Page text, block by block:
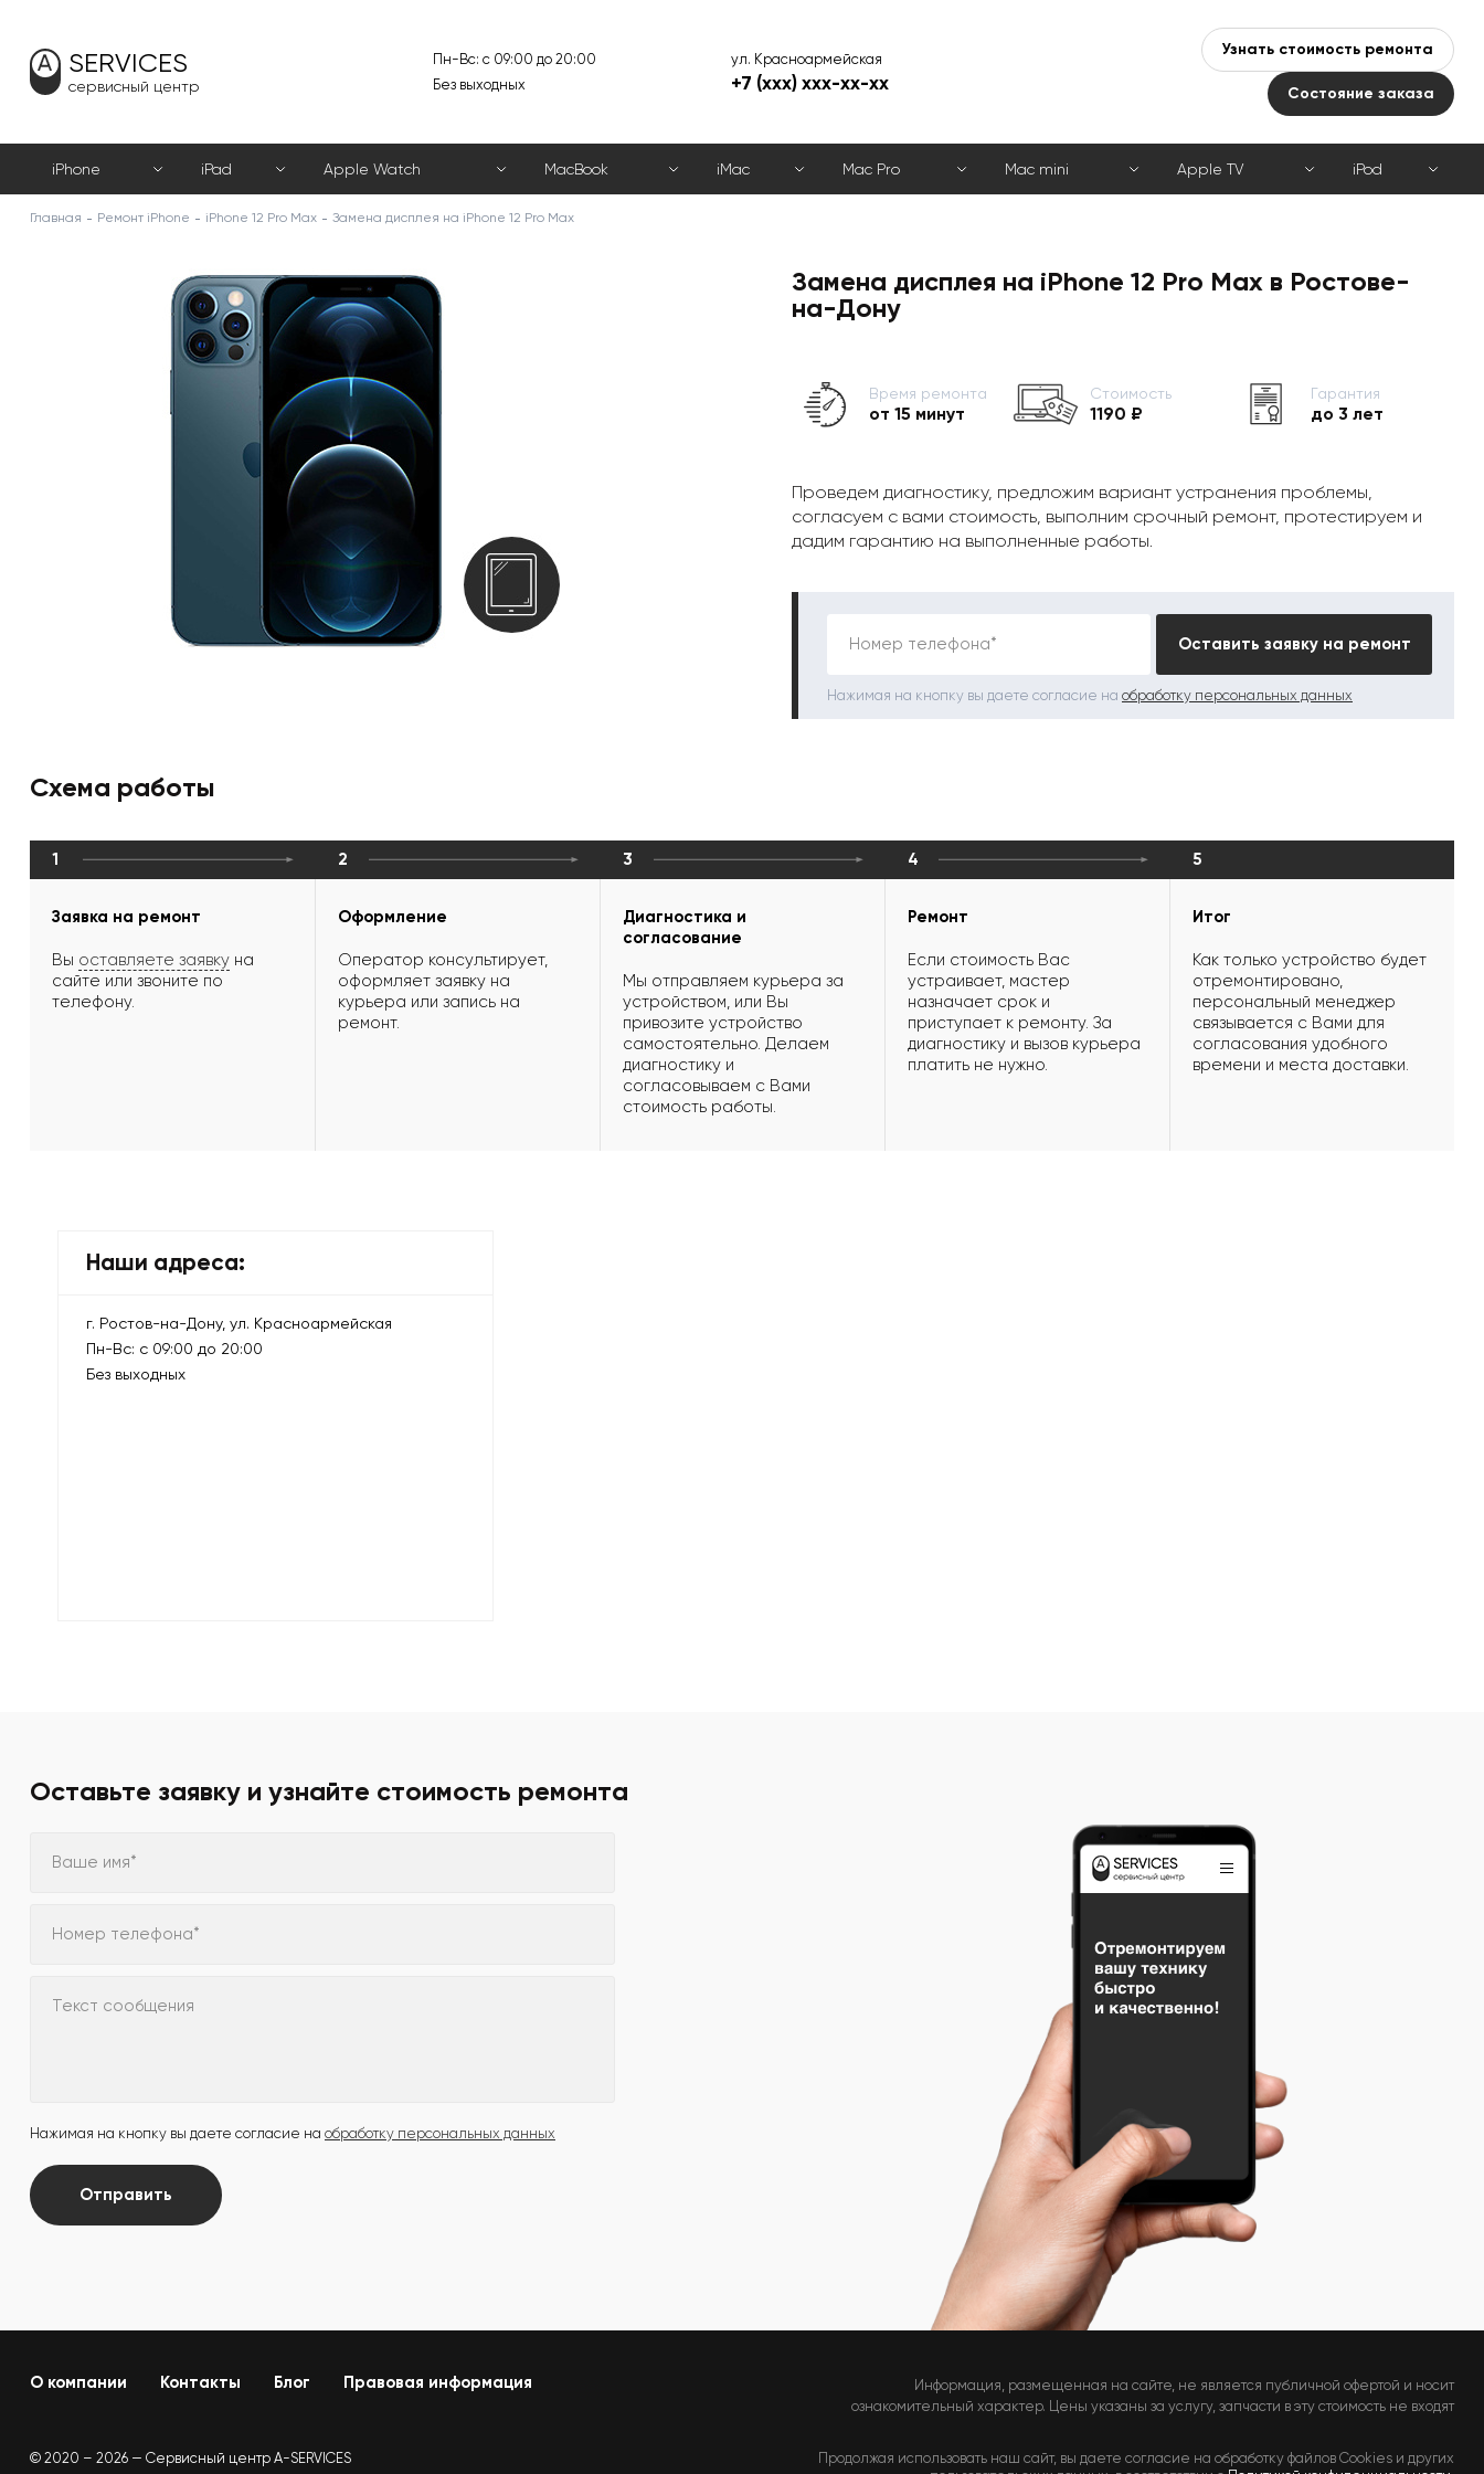
SERVICES
сервисный центр
Пн-Вс: с 09:00 до 20:00
Без выходных
ул. Красноармейская
+7 (xxx) xxx-xx-xx
Узнать стоимость ремонта
Состояние заказа
iPhone iPad Apple Watch MacBook iMac Mac Pro Mac mini Apple TV iPod
Главная Ремонт iPhone iPhone 12 Pro Max Замена дисплея на iPhone 12 Pro Max
Замена дисплея на iPhone 12 Pro Max в Ростове-
на-Дону
Время ремонта
от 15 минут
Стоимость
1190 ₽
Гарантия
до 3 лет
Проведем диагностику, предложим вариант устранения проблемы,
согласуем с вами стоимость, выполним срочный ремонт, протестируем и
дадим гарантию на выполненные работы.
Номер телефона* Оставить заявку на ремонт
Нажимая на кнопку вы даете согласие на обработку персональных данных
Схема работы
1
Заявка на ремонт
Вы оставляете заявку на
сайте или звоните по
телефону.
2
Оформление
Оператор консультирует,
оформляет заявку на
курьера или запись на
ремонт.
3
Диагностика и
согласование
Мы отправляем курьера за
устройством, или Вы
привозите устройство
самостоятельно. Делаем
диагностику и
согласовываем с Вами
стоимость работы.
4
Ремонт
Если стоимость Вас
устраивает, мастер
назначает срок и
приступает к ремонту. За
диагностику и вызов курьера
платить не нужно.
5
Итог
Как только устройство будет
отремонтировано,
персональный менеджер
связывается с Вами для
согласования удобного
времени и места доставки.
Наши адреса:
г. Ростов-на-Дону, ул. Красноармейская
Пн-Вс: с 09:00 до 20:00
Без выходных
Оставьте заявку и узнайте стоимость ремонта
Ваше имя*
Номер телефона*
Текст сообщения
Нажимая на кнопку вы даете согласие на обработку персональных данных
Отправить
О компании Контакты Блог Правовая информация
Информация, размещенная на сайте, не является публичной офертой и носит
ознакомительный характер. Цены указаны за услугу, запчасти в эту стоимость не входят
© 2020 – 2026 — Сервисный центр A-SERVICES
Продолжая использовать наш сайт, вы даете согласие на обработку файлов Cookies и других